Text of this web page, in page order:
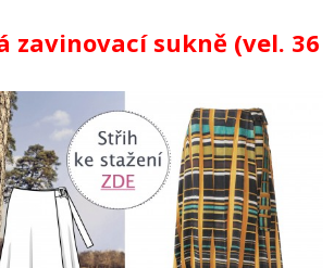
zavinovací sukně (vel. 36